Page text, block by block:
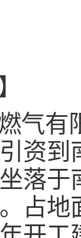
气有
资
落于
占地